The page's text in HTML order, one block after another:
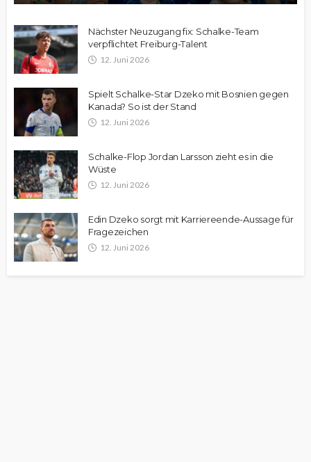
Nächster Neuzugang fix: Schalke-Team
verpflichtet Freiburg-Talent
12. Juni 2026
Spielt Schalke-Star Dzeko mit Bosnien gegen
Kanada? So ist der Stand
12. Juni 2026
Schalke-Flop Jordan Larsson zieht es in die
Wüste
12. Juni 2026
Edin Dzeko sorgt mit Karriereende-Aussage für
Fragezeichen
12. Juni 2026